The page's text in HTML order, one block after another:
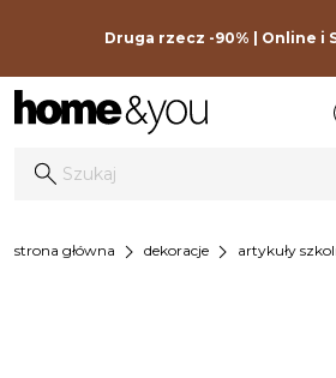
Druga rzecz -90% | Online i
strona główna chevron_right dekoracje chevron_right artykuły